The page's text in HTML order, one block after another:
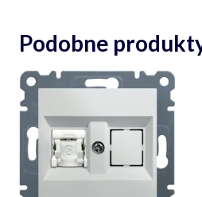
Podobne